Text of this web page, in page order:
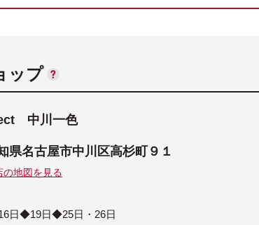
ップ
中川一色
県名古屋市中川区高杉町９１
の地図を見る
日◆19日◆25日・26日